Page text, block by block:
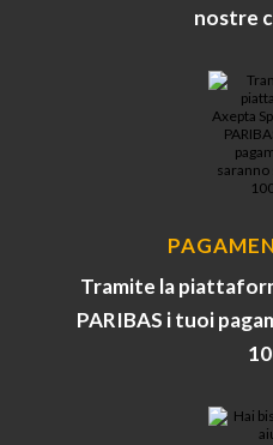
nostre
Tramite la
PARIBAS i tuoi